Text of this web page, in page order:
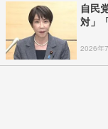
自民
対」
2026年